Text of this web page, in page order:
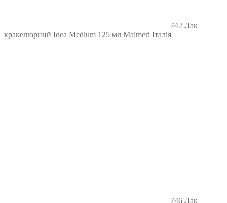
742 Лак
кракелюрний Idea Medium 125 мл Maimeri Італія
746 Лак